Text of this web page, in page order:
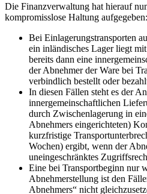
Die Finanzverwaltung hat hierauf
kompromisslose Haltung aufgegeben:
Bei Einlagerungstransporten
ein inländisches Lager liegt
bereits dann eine
der Abnehmer der Ware bei
verbindlich bestellt oder
In diesen Fällen steht es der
innergemeinschaftlichen
durch Zwischenlagerung in
Abnehmers eingerichteten)
kurzfristige
Wochen) ergibt, wenn der
uneingeschränktes
Eine bei Transportbeginn nur
Abnehmerstellung ist den
Abnehmers“ nicht